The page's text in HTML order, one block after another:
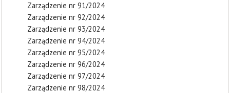
Zarządzenie nr 91/2024
Zarządzenie nr 92/2024
Zarządzenie nr 93/2024
Zarządzenie nr 94/2024
Zarządzenie nr 95/2024
Zarządzenie nr 96/2024
Zarządzenie nr 97/2024
Zarządzenie nr 98/2024